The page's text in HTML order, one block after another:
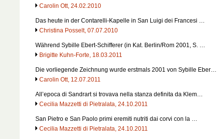
Carolin Ott, 24.02.2010
Das heute in der Contarelli-Kapelle in San Luigi dei Francesi …
Christina Posselt, 07.07.2010
Während Sybille Ebert-Schifferer (in Kat. Berlin/Rom 2001, S. …
Brigitte Kuhn-Forte, 18.03.2011
Die vorliegende Zeichnung wurde erstmals 2001 von Sybille Eber…
Carolin Ott, 12.07.2011
All’epoca di Sandrart si trovava nella stanza definita da Klem…
Cecilia Mazzetti di Pietralata, 24.10.2011
San Pietro e San Paolo primi eremiti nutriti dai corvi con la …
Cecilia Mazzetti di Pietralata, 24.10.2011